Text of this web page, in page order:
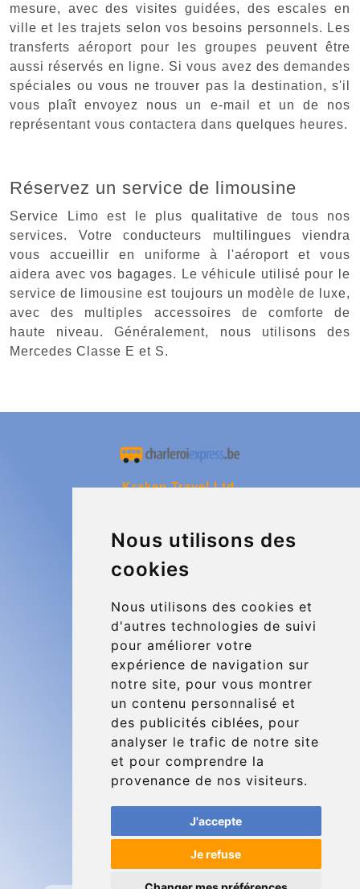
Nous utilisons des
cookies
Nous utilisons des cookies et
d'autres technologies de suivi
pour améliorer votre
expérience de navigation sur
notre site, pour vous montrer
un contenu personnalisé et
des publicités ciblées, pour
analyser le trafic de notre site
et pour comprendre la
provenance de nos visiteurs.
J'accepte
Je refuse
mesure, avec des visites guidées, des escales en
ville et les trajets selon vos besoins personnels. Les
transferts aéroport pour les groupes peuvent être
aussi réservés en ligne. Si vous avez des demandes
spéciales ou vous ne trouver pas la destination, s'il
vous plaît envoyez nous un e-mail et un de nos
représentant vous contactera dans quelques heures.
Réservez un service de limousine
Service Limo est le plus qualitative de tous nos
services. Votre conducteurs multilingues viendra
vous accueillir en uniforme à l'aéroport et vous
aidera avec vos bagages. Le véhicule utilisé pour le
service de limousine est toujours un modèle de luxe,
avec des multiples accessoires de comforte de
haute niveau. Généralement, nous utilisons des
Mercedes Classe E et S.
Kraken Travel Ltd.
Office 1, 91 Market Street
© 2026 Kraken Travel Ltd.
More
Nos Véhicules
Contact
Blog
Update cookies preferences
Contact
info@charleroiexpress.be
Secure Payment with STRIPE